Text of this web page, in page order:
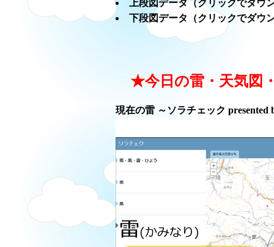
上段図データ（クリックでダウ
下段図データ（クリックでダウ
★今日の雷・天気図
現在の雷 ～ソラチェック presented